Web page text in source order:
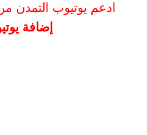
ادعم يوتيوب التمدن من
إضافة